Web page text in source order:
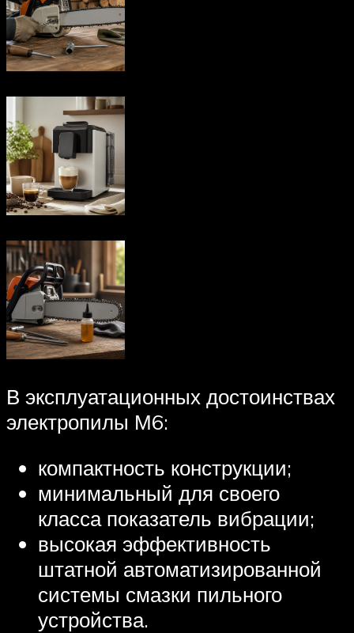
В эксплуатационных достоинствах
электропилы М6:
компактность конструкции;
минимальный для своего
класса показатель вибрации;
высокая эффективность
штатной автоматизированной
системы смазки пильного
устройства.